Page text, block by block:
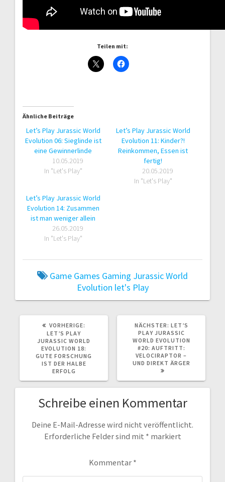
Teilen mit:
Ähnliche Beiträge
Let’s Play Jurassic World
Evolution 06: Sieglinde ist
eine Gewinnerlinde
10.05.2019
In "Let's Play"
Let’s Play Jurassic World
Evolution 11: Kinder?!
Reinkommen, Essen ist
fertig!
20.05.2019
In "Let's Play"
Let’s Play Jurassic World
Evolution 14: Zusammen
ist man weniger allein
26.05.2019
In "Let's Play"
Game Games Gaming Jurassic World
Evolution let's Play
VORHERIGE:
LET’S PLAY
JURASSIC WORLD
EVOLUTION 18:
GUTE FORSCHUNG
IST DER HALBE
ERFOLG
NÄCHSTER: NÄCHSTER
BEITRAG:
LET’S
PLAY JURASSIC
WORLD EVOLUTION
#20: AUFTRITT:
VELOCIRAPTOR –
UND DIREKT ÄRGER
Schreibe einen Kommentar
Deine E-Mail-Adresse wird nicht veröffentlicht.
Erforderliche Felder sind mit * markiert
Kommentar *